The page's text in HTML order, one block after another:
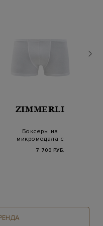
ZIMMERLI
Боксеры из
микромодала с
заниженной
посадкой
7 700 РУБ.